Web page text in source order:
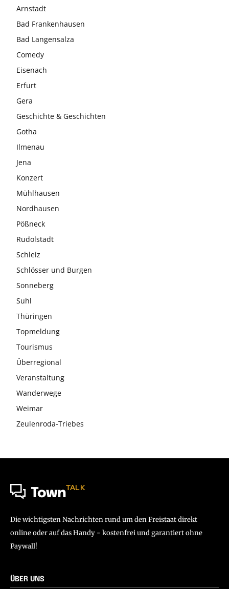
Arnstadt
Bad Frankenhausen
Bad Langensalza
Comedy
Eisenach
Erfurt
Gera
Geschichte & Geschichten
Gotha
Ilmenau
Jena
Konzert
Mühlhausen
Nordhausen
Pößneck
Rudolstadt
Schleiz
Schlösser und Burgen
Sonneberg
Suhl
Thüringen
Topmeldung
Tourismus
Überregional
Veranstaltung
Wanderwege
Weimar
Zeulenroda-Triebes
TownTALK
Die wichtigsten Nachrichten rund um den Freistaat direkt
online oder auf das Handy - kostenfrei und garantiert ohne
Paywall!
ÜBER UNS